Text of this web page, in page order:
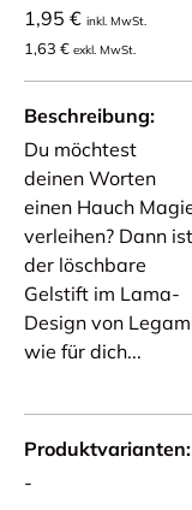
1,95 € inkl. MwSt.
1,63 € exkl. MwSt.
Beschreibung
Du möchtest
deinen Worten
einen Hauch
verleihen? Dann ist
der löschbare
Gelstift im Lama-
Design von
wie für dich...
Produktvarianten
-